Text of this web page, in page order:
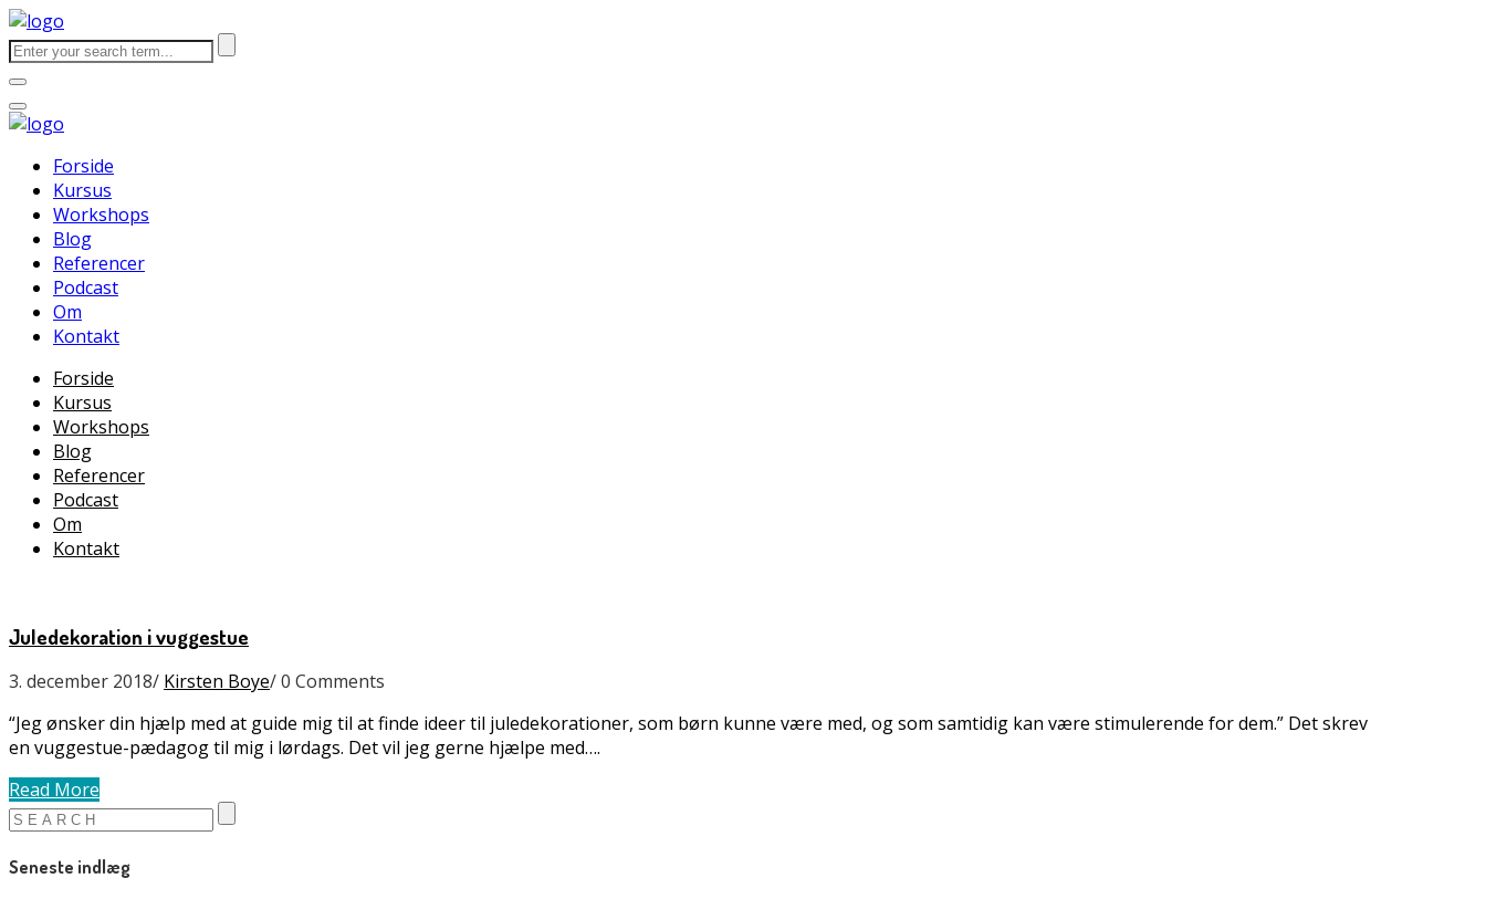
Forside
Kursus
Workshops
Blog
Referencer
Podcast
Om
Kontakt
Forside
Kursus
Workshops
Blog
Referencer
Podcast
Om
Kontakt
Juledekoration i vuggestue
3. december 2018/ Kirsten Boye/0 Comments
“Jeg ønsker din hjælp med at guide mig til at finde ideer til juledekorationer, som børn kunne være med, og som samtidig kan være stimulerende for dem.” Det skrev
en vuggestue-pædagog til mig i lørdags. Det vil jeg gerne hjælpe med….
Read More
Seneste indlæg